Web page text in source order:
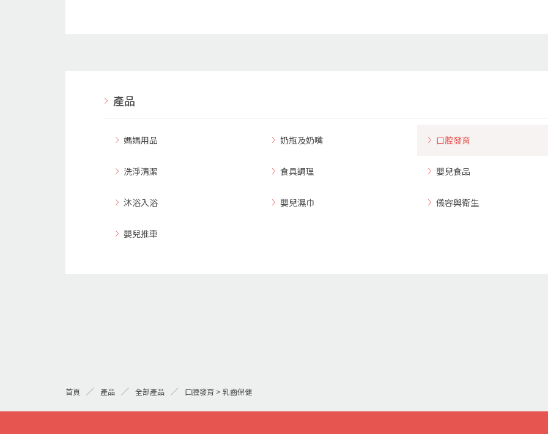
產品
媽媽用品 奶瓶及奶嘴 口腔發育
洗淨清潔 食具調理 嬰兒食品
沐浴入浴 嬰兒濕巾 儀容與衛生
嬰兒推車
首頁 產品 全部產品 口腔發育 > 乳齒保健